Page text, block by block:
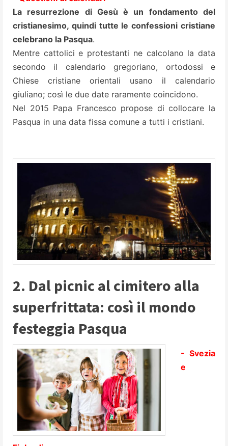
La resurrezione di Gesù è un fondamento del
cristianesimo, quindi tutte le confessioni cristiane
celebrano la Pasqua.
Mentre cattolici e protestanti ne calcolano la data
secondo il calendario gregoriano, ortodossi e
Chiese cristiane orientali usano il calendario
giuliano; così le due date raramente coincidono.
Nel 2015 Papa Francesco propose di collocare la
Pasqua in una data fissa comune a tutti i cristiani.
2. Dal picnic al cimitero alla
superfrittata: così il mondo
festeggia Pasqua
- Svezia
e